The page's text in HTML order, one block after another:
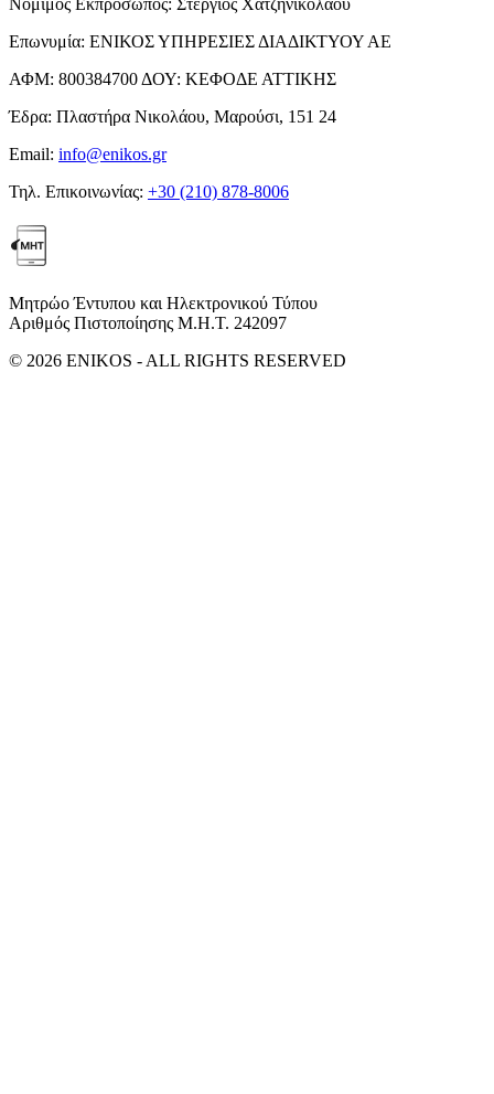
Επωνυμία: ΕΝΙΚΟΣ ΥΠΗΡΕΣΙΕΣ ΔΙΑΔΙΚΤΥΟΥ ΑΕ
ΑΦΜ: 800384700 ΔΟΥ: ΚΕΦΟΔΕ ΑΤΤΙΚΗΣ
Έδρα: Πλαστήρα Νικολάου, Μαρούσι, 151 24
Email: info@enikos.gr
Τηλ. Επικοινωνίας: +30 (210) 878-8006
Μητρώο Έντυπου και Ηλεκτρονικού Τύπου
Αριθμός Πιστοποίησης Μ.Η.Τ. 242097
© 2026 ENIKOS - ALL RIGHTS RESERVED